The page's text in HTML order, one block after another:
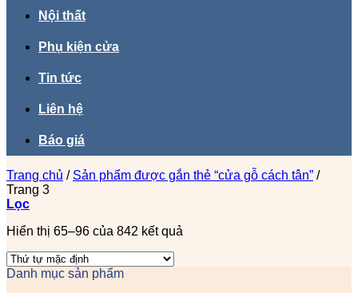
Nội thất
Phụ kiện cửa
Tin tức
Liên hệ
Báo giá
Trang chủ / Sản phẩm được gắn thẻ “cửa gỗ cách tân” /
Trang 3
Lọc
Hiển thị 65–96 của 842 kết quả
Danh mục sản phẩm